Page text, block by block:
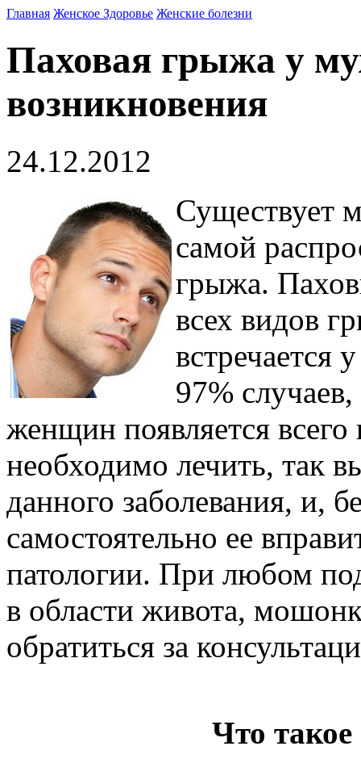
Главная Женское Здоровье Женские болезни
Паховая грыжа у
возникновения
24.12.2012
Существует
самой
грыжа.
всех видов
встречается
97%
женщин появляется
необходимо лечить, так
данного заболевания, и,
самостоятельно ее
патологии. При любом
в области живота,
обратиться за
Что